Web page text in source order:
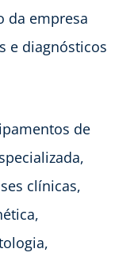
da empresa
e diagnósticos
de
clínicas,